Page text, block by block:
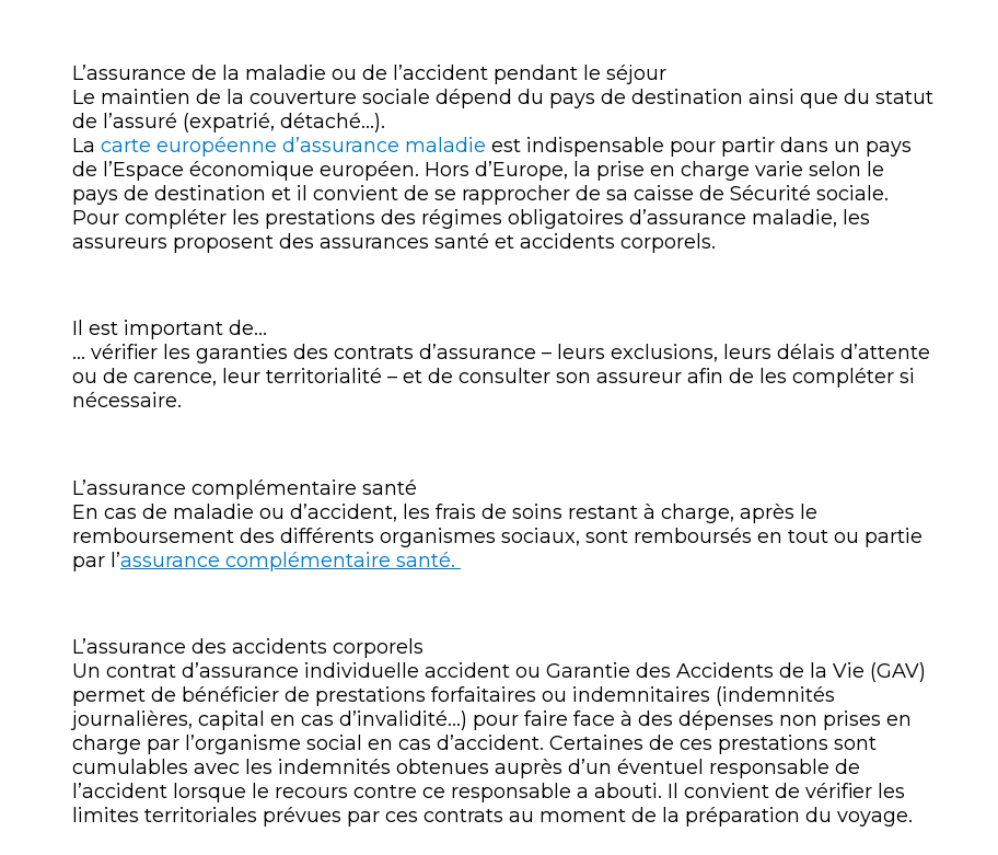
L’assurance de la maladie ou de l’accident pendant le séjour
Le maintien de la couverture sociale dépend du pays de destination ainsi que du statut
de l’assuré (expatrié, détaché…).
La carte européenne d’assurance maladie est indispensable pour partir dans un pays
de l’Espace économique européen. Hors d’Europe, la prise en charge varie selon le
pays de destination et il convient de se rapprocher de sa caisse de Sécurité sociale.
Pour compléter les prestations des régimes obligatoires d’assurance maladie, les
assureurs proposent des assurances santé et accidents corporels.
Il est important de…
… vérifier les garanties des contrats d’assurance – leurs exclusions, leurs délais d’attente
ou de carence, leur territorialité – et de consulter son assureur afin de les compléter si
nécessaire.
L’assurance complémentaire santé
En cas de maladie ou d’accident, les frais de soins restant à charge, après le
remboursement des différents organismes sociaux, sont remboursés en tout ou partie
par l’assurance complémentaire santé.
L’assurance des accidents corporels
Un contrat d’assurance individuelle accident ou Garantie des Accidents de la Vie (GAV)
permet de bénéficier de prestations forfaitaires ou indemnitaires (indemnités
journalières, capital en cas d’invalidité…) pour faire face à des dépenses non prises en
charge par l’organisme social en cas d’accident. Certaines de ces prestations sont
cumulables avec les indemnités obtenues auprès d’un éventuel responsable de
l’accident lorsque le recours contre ce responsable a abouti. Il convient de vérifier les
limites territoriales prévues par ces contrats au moment de la préparation du voyage.